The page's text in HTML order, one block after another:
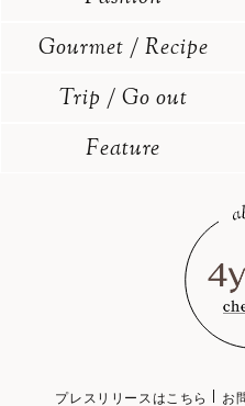
Gourmet / Recipe
Trip / Go out
Feature
プレスリリースはこちら お